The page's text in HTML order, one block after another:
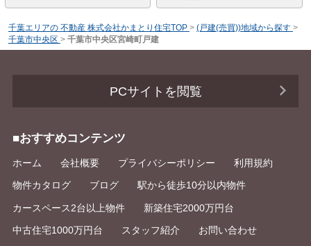
千葉エリアの 不動産 株式会社かまとり住宅TOP > (戸建(売買))地域から探す >
千葉市中央区 > 千葉市中央区宮崎町戸建
PCサイトを閲覧
■おすすめコンテンツ
ホーム 会社概要 プライバシーポリシー 利用規約
物件カタログ ブログ 駅から徒歩10分以内物件
カースペース2台以上物件 新築住宅2000万円台
中古住宅1000万円台 スタッフ紹介 お問い合わせ